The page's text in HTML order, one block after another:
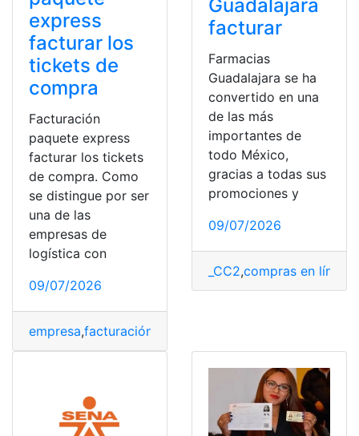
express
facturar los
tickets de
compra
Facturación
paquete express
facturar los tickets
de compra. Como
se distingue por ser
una de las
empresas de
logística con
09/07/2026
empresa,facturación
Guadalajara
facturar
Farmacias
Guadalajara se ha
convertido en una
de las más
importantes de
todo México,
gracias a todas sus
promociones y
09/07/2026
_CC2,compras en línea